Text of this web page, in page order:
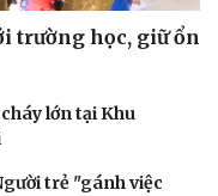
trường học, giữ ổn
lớn tại Khu
trẻ "gánh việc